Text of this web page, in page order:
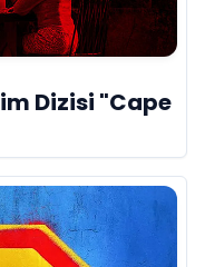
Dizisi "Cape